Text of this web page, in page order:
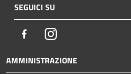
SEGUICI SU
FacebookInstagram
AMMINISTRAZIONE